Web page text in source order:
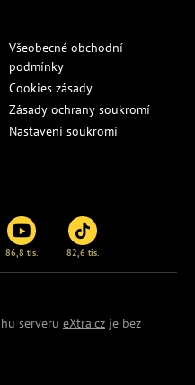
Všeobecné obchodní
podmínky
Cookies zásady
Zásady ochrany soukromí
Nastavení soukromí
86,8 tis. 82,6 tis.
serveru eXtra.cz je bez